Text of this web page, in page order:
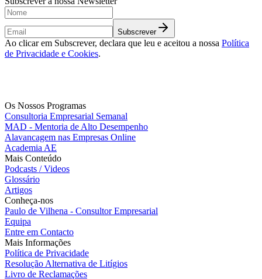
Subscrever
Ao clicar em Subscrever, declara que leu e aceitou a nossa Política
de Privacidade e Cookies.
Os Nossos Programas
Consultoria Empresarial Semanal
MAD - Mentoria de Alto Desempenho
Alavancagem nas Empresas Online
Academia AE
Mais Conteúdo
Podcasts / Videos
Glossário
Artigos
Conheça-nos
Paulo de Vilhena - Consultor Empresarial
Equipa
Entre em Contacto
Mais Informações
Política de Privacidade
Resolução Alternativa de Litígios
Livro de Reclamações